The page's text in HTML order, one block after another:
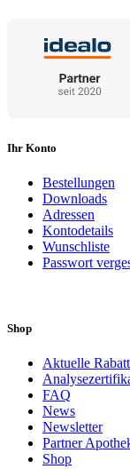
Ihr Konto
Bestellungen
Downloads
Adressen
Kontodetails
Wunschliste
Passwort
Shop
Aktuelle
FAQ
News
Newsletter
Partner
Shop